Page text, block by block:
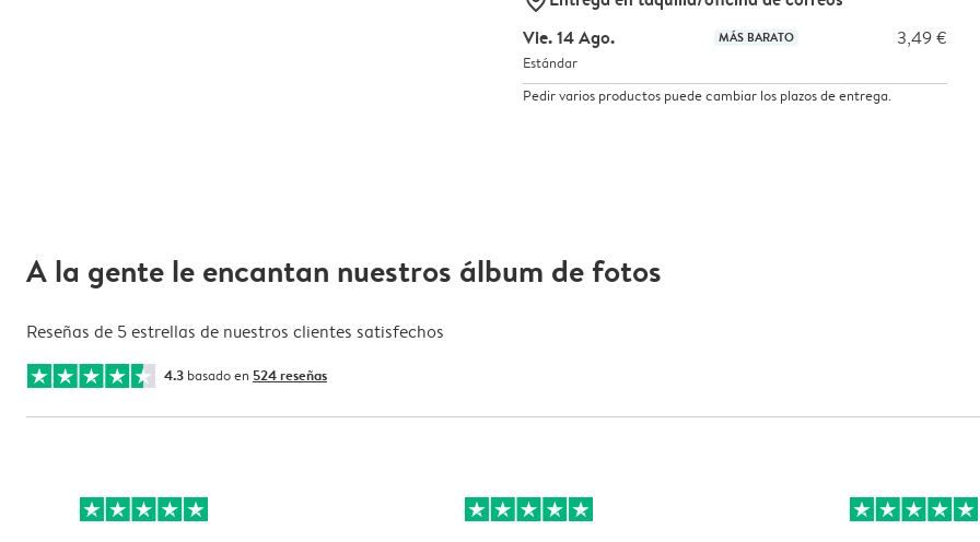
Vie. 14 Ago.
MÁS BARATO 3,49 €
Estándar
Pedir varios productos puede cambiar los plazos de entrega.
A la gente le encantan nuestros álbum de fotos
Reseñas de 5 estrellas de nuestros clientes satisfechos
4.3 basado en 524 reseñas